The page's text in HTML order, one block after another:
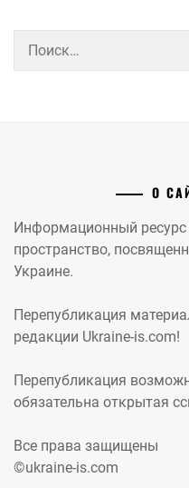
О
Информационный
пространство,
Украине.
Перепубликация
редакции Ukraine-is.com!
Перепубликация
обязательна открытая
Все права защищены
©ukraine-is.com